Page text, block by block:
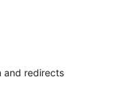
and redirects